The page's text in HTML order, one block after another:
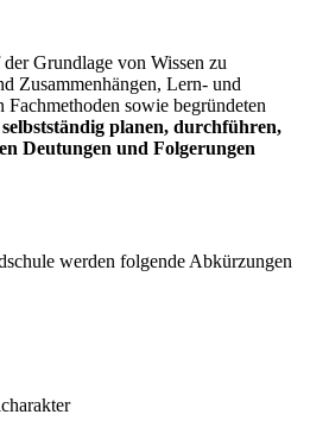
der Grundlage von Wissen zu
Zusammenhängen, Lern- und
sowie begründeten
selbstständig planen, durchführen,
Deutungen und Folgerungen
werden folgende Abkürzungen